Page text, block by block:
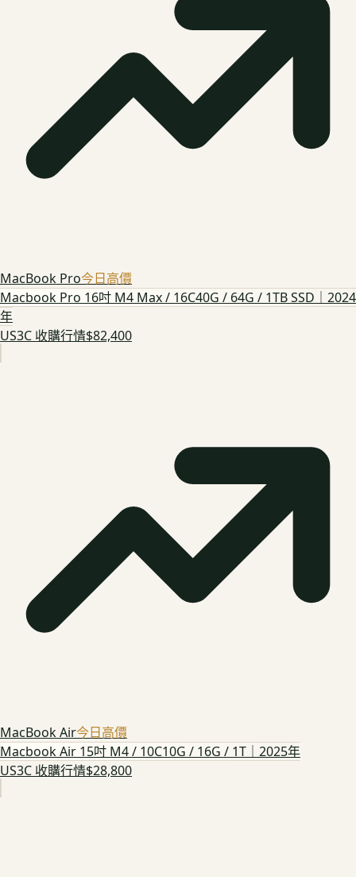
MacBook Pro今日高價
Macbook Pro 16吋 M4 Max / 16C40G / 64G / 1TB SSD｜2024
年
US3C 收購行情$82,400
MacBook Air今日高價
Macbook Air 15吋 M4 / 10C10G / 16G / 1T｜2025年
US3C 收購行情$28,800